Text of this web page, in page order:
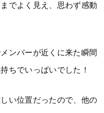
でよく見え、思わず感動
ンバーが近くに来た瞬間
ちでいっぱいでした！
い位置だったので、他の